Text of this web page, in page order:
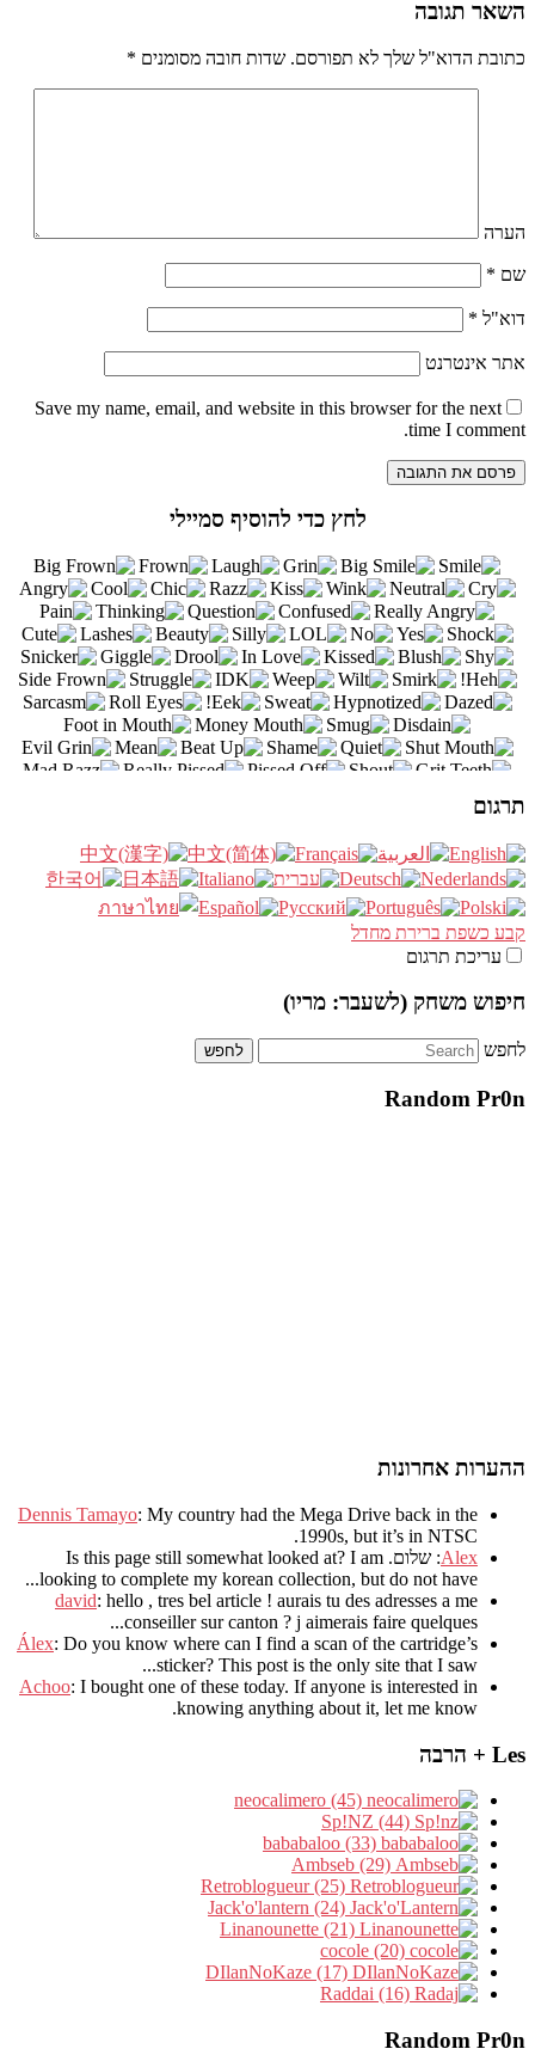
השאר תגובה
כתובת הדוא"ל שלך לא תפורסם. שדות חובה מסומנים *
הערה
שם *
דוא"ל *
אתר אינטרנט
Save my name, email, and website in this browser for the next
time I comment.
לחץ כדי להוסיף סמיילי
תרגום
קבע כשפת ברירת מחדל
עריכת תרגום
חיפוש משחק (לשעבר: מריו)
לחפש
Random Pr0n
ההערות אחרונות
Dennis Tamayo: My country had the Mega Drive back in the
1990s, but it’s in NTSC
.
Alex: שלום. Is this page still somewhat looked at? I am
looking to complete my korean collection, but do not have..
.
david: hello , tres bel article ! aurais tu des adresses a me
conseiller sur canton ? j aimerais faire quelques..
.
Álex: Do you know where can I find a scan of the cartridge’s
sticker? This post is the only site that I saw...
Achoo: I bought one of these today. If anyone is interested in
knowing anything about it, let me know.
Les + הרבה
Random Pr0n